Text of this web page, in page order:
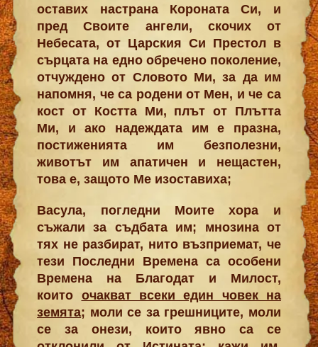
оставих настрана Короната Си, и
пред Своите ангели, скочих от
Небесата, от Царския Си Престол в
сърцата на едно обречено поколение,
отчуждено от Словото Ми, за да им
напомня, че са родени от Мен, и че са
кост от Костта Ми, плът от Плътта
Ми, и ако надеждата им е празна,
постиженията им безполезни,
животът им апатичен и нещастен,
това е, защото Ме изоставиха;
Васула, погледни Моите хора и
съжали за съдбата им; мнозина от
тях не разбират, нито възприемат, че
тези Последни Времена са особени
Времена на Благодат и Милост,
които очакват всеки един човек на
земята; моли се за грешниците, моли
се за онези, които явно са се